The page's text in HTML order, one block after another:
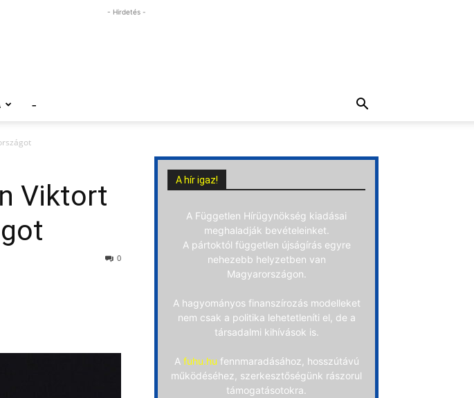
- Hirdetés -
–
Viktort
0
A hír igaz!
A Független Hírügynökség kiadásai
meghaladják bevételeinket.
A pártoktól független újságírás egyre
nehezebb helyzetben van
Magyarországon.
A hagyományos finanszírozás modelleket
nem csak a politika lehetetleníti el, de a
társadalmi kihívások is.
A fuhu.hu fennmaradásához, hosszútávú
működéséhez, szerkesztőségünk rászorul
támogatásotokra.